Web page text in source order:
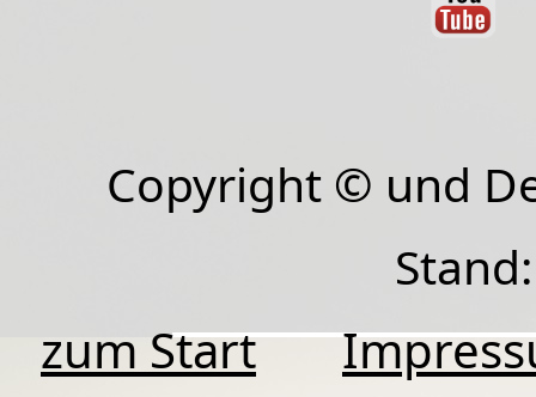
Copyright © und
zum Start